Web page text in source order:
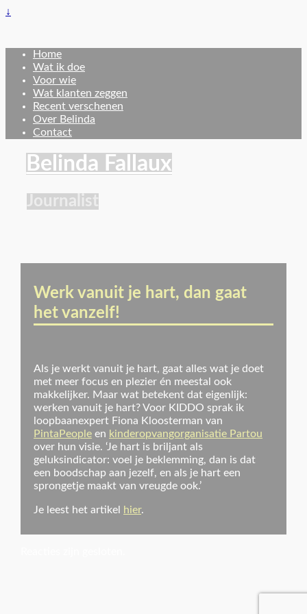
↓
Home
Wat ik doe
Voor wie
Wat klanten zeggen
Recent verschenen
Over Belinda
Contact
Belinda Fallaux
Journalist
Werk vanuit je hart, dan gaat
het vanzelf!
Als je werkt vanuit je hart, gaat alles wat je doet
met meer focus en plezier én meestal ook
makkelijker. Maar wat betekent dat eigenlijk:
werken vanuit je hart? Voor KIDDO sprak ik
loopbaanexpert Fiona Kloosterman van
PintaPeople en kinderopvangorganisatie Partou
over hun visie. ‘Je hart is briljant als
geluksindicator: voel je beklemming, dan is dat
een boodschap aan jezelf, en als je hart een
sprongetje maakt van vreugde ook.’
Je leest het artikel hier.